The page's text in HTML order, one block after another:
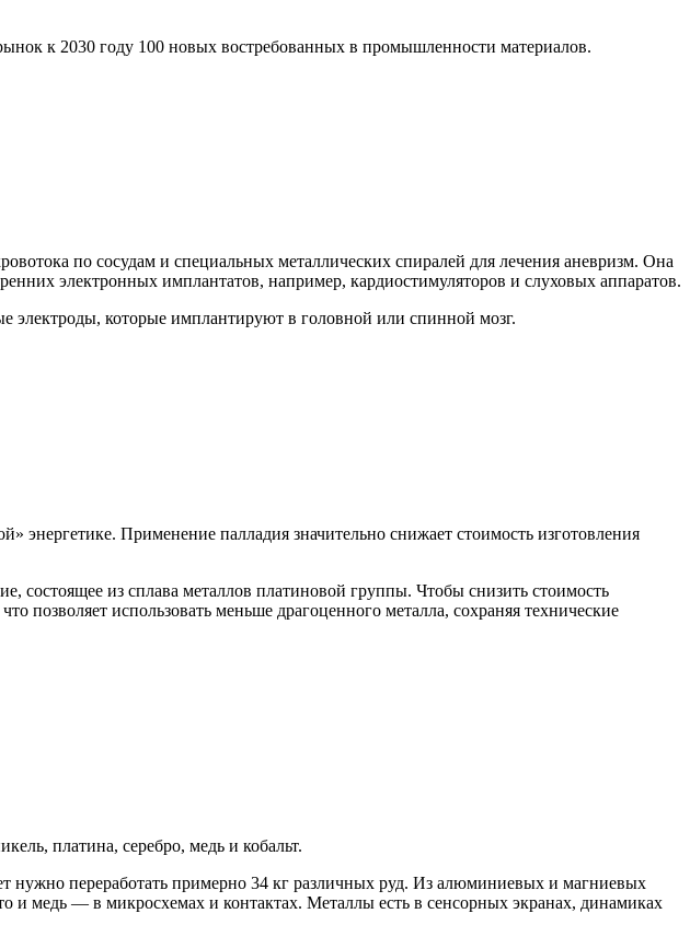
к 2030 году 100 новых востребованных в промышленности материалов.
по сосудам и специальных металлических спиралей для лечения аневризм. Она
электронных имплантатов, например, кардиостимуляторов и слуховых аппаратов.
электроды, которые имплантируют в головной или спинной мозг.
Применение палладия значительно снижает стоимость изготовления
состоящее из сплава металлов платиновой группы. Чтобы снизить стоимость
позволяет использовать меньше драгоценного металла, сохраняя технические
платина, серебро, медь и кобальт.
нужно переработать примерно 34 кг различных руд. Из алюминиевых и магниевых
и медь — в микросхемах и контактах. Металлы есть в сенсорных экранах, динамиках